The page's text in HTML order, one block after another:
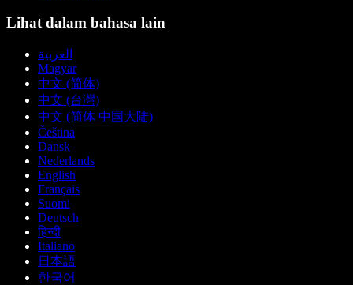
Lihat dalam bahasa lain
العربية
Magyar
中文 (简体)
中文 (台灣)
中文 (简体 中国大陆)
Čeština
Dansk
Nederlands
English
Français
Suomi
Deutsch
हिन्दी
Italiano
日本語
한국어